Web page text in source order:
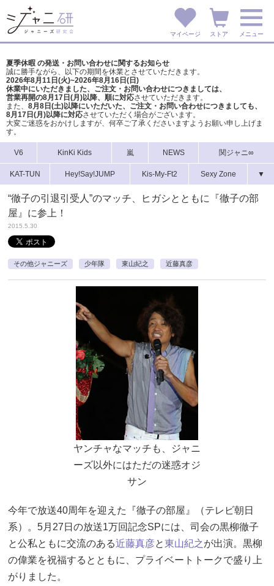
マイページ ストア メニュー
夏季休暇 の発送・お問い合わせに関するお知らせ
誠に勝手ながら、以下の期間を休業とさせていただきます。
2026年8月11日(火)~2026年8月16日(日)
休業中にいただきました、ご注文・お問い合わせにつきましては、
営業再開の8月17日(月)以降、順に対応させていただきます。
また、 8月8日(土)以降にいただいた、ご注文・ お問い合わせにつきましても、
8月17日(月)以降に対応させていただく場合がございます。
大変ご迷惑をおかけしますが、 何卒ご了承くださいますようお願い申し上げま
す。
V6 KinKi Kids 嵐 NEWS 関ジャニ∞
KAT-TUN Hey!Say!JUMP Kis-My-Ft2 Sexy Zone ▼
“徹子の引退引受人”のマッチ、ヒガシとともに『徹子の部
屋』に参上！
2015.5.30
その他ジャニーズ 少年隊 東山紀之 近藤真彦
ヤンチャなマッチも、ジャニ
ーズ以外にはただの迷惑オジ
サン
今年で放送40周年を迎えた『徹子の部屋』（テレビ朝日
系）。5月27日の放送1万回記念SPには、司会の黒柳徹子
と公私ともに交流のある近藤真彦と東山紀之が出演。黒柳
の偉業を祝福するとともに、プライベートトークで盛り上
がりました。